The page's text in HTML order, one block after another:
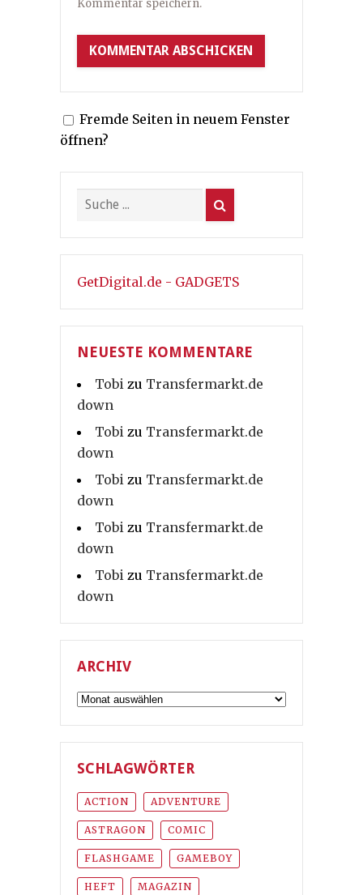
Kommentar speichern.
Fremde Seiten in neuem Fenster
öffnen?
GetDigital.de - GADGETS
NEUESTE KOMMENTARE
Tobi zu Transfermarkt.de
down
Tobi zu Transfermarkt.de
down
Tobi zu Transfermarkt.de
down
Tobi zu Transfermarkt.de
down
Tobi zu Transfermarkt.de
down
ARCHIV
Archiv
SCHLAGWÖRTER
ACTION ADVENTURE
ASTRAGON COMIC
FLASHGAME GAMEBOY
HEFT MAGAZIN